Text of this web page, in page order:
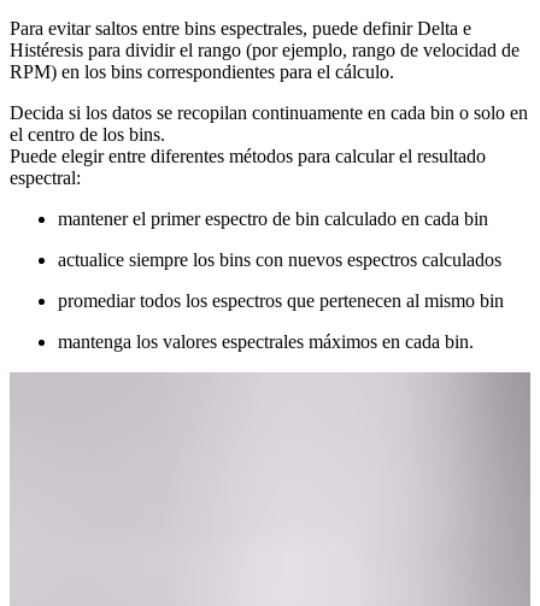
Para evitar saltos entre bins espectrales, puede definir Delta e
Histéresis para dividir el rango (por ejemplo, rango de velocidad de
RPM) en los bins correspondientes para el cálculo.
Decida si los datos se recopilan continuamente en cada bin o solo en
el centro de los bins.
Puede elegir entre diferentes métodos para calcular el resultado
espectral:
mantener el primer espectro de bin calculado en cada bin
actualice siempre los bins con nuevos espectros calculados
promediar todos los espectros que pertenecen al mismo bin
mantenga los valores espectrales máximos en cada bin.